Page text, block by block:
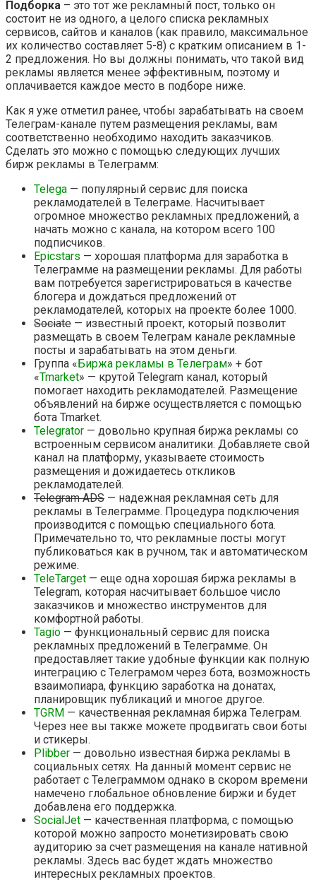
Подборка – это тот же рекламный пост, только он
состоит не из одного, а целого списка рекламных
сервисов, сайтов и каналов (как правило, максимальное
их количество составляет 5-8) с кратким описанием в 1-
2 предложения. Но вы должны понимать, что такой вид
рекламы является менее эффективным, поэтому и
оплачивается каждое место в подборе ниже.
Как я уже отметил ранее, чтобы зарабатывать на своем
Телеграм-канале путем размещения рекламы, вам
соответственно необходимо находить заказчиков.
Сделать это можно с помощью следующих лучших
бирж рекламы в Телеграмм:
Telega — популярный сервис для поиска
рекламодателей в Телеграме. Насчитывает
огромное множество рекламных предложений, а
начать можно с канала, на котором всего 100
подписчиков.
Epicstars — хорошая платформа для заработка в
Телеграмме на размещении рекламы. Для работы
вам потребуется зарегистрироваться в качестве
блогера и дождаться предложений от
рекламодателей, которых на проекте более 1000.
Sociate — известный проект, который позволит
размещать в своем Телеграм канале рекламные
посты и зарабатывать на этом деньги.
Группа « Биржа рекламы в Телеграм» + бот
«Tmarket» — крутой Telegram канал, который
помогает находить рекламодателей. Размещение
объявлений на бирже осуществляется с помощью
бота Tmarket.
Telegrator — довольно крупная биржа рекламы со
встроенным сервисом аналитики. Добавляете свой
канал на платформу, указываете стоимость
размещения и дожидаетесь откликов
рекламодателей.
Telegram ADS — надежная рекламная сеть для
рекламы в Телеграмме. Процедура подключения
производится с помощью специального бота.
Примечательно то, что рекламные посты могут
публиковаться как в ручном, так и автоматическом
режиме.
TeleTarget — еще одна хорошая биржа рекламы в
Telegram, которая насчитывает большое число
заказчиков и множество инструментов для
комфортной работы.
Tagio — функциональный сервис для поиска
рекламных предложений в Телеграмме. Он
предоставляет такие удобные функции как полную
интеграцию с Телеграмом через бота, возможность
взаимопиара, функцию заработка на донатах,
планировщик публикаций и многое другое.
TGRM — качественная рекламная биржа Телеграм.
Через нее вы также можете продвигать свои боты
и стикеры.
Plibber — довольно известная биржа рекламы в
социальных сетях. На данный момент сервис не
работает с Телеграммом однако в скором времени
намечено глобальное обновление биржи и будет
добавлена его поддержка.
SocialJet — качественная платформа, с помощью
которой можно запросто монетизировать свою
аудиторию за счет размещения на канале нативной
рекламы. Здесь вас будет ждать множество
интересных рекламных проектов.